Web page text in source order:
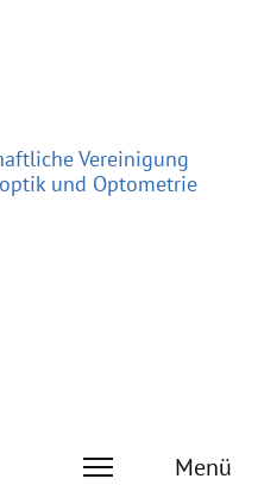
Vereinigung
und Optometrie
Menü